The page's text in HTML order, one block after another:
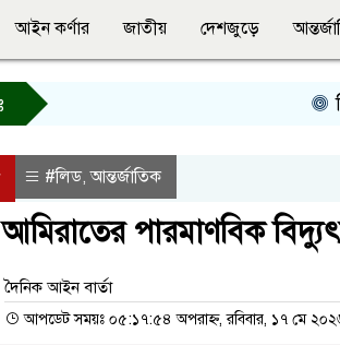
আইন কর্ণার জাতীয় দেশজুড়ে
তিন
#লিড,আন্তর্জাতিক
পারমাণবিক
দৈনিক আইন বার্তা
আপডেট সময়ঃ ০৫:১৭:৫৪ অপরাহ্ন, রবিবার, ১৭ মে